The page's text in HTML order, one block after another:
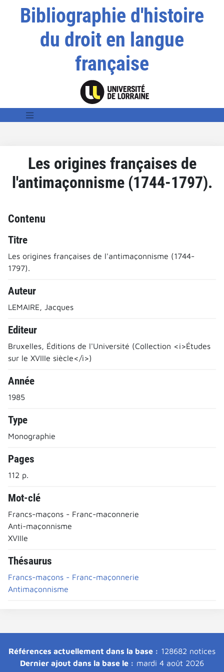
Bibliographie d'histoire
du droit en langue
française
Les origines françaises de
l'antimaçonnisme (1744-1797).
Contenu
Titre
Les origines françaises de l'antimaçonnisme (1744-
1797).
Auteur
LEMAIRE, Jacques
Editeur
Bruxelles, Éditions de l'Université (Collection <i>Études
sur le XVIIIe siècle</i>)
Année
1985
Type
Monographie
Pages
112 p.
Mot-clé
Francs-maçons - Franc-maconnerie
Anti-maçonnisme
XVIIIe
Thésaurus
Francs-maçons - Franc-maçonnerie
Antimaçonnisme
Références actuellement dans la base : 128682 notices
Dernier ajout dans la base le : mardi 4 août 2026